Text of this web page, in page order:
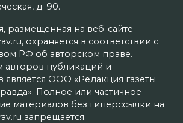
д. 90.
размещенная на веб-сайте
охраняется в соответствии с
РФ об авторском праве.
авторов публикаций и
является ООО «Редакция газеты
Полное или частичное
материалов без гиперссылки на
запрещается.